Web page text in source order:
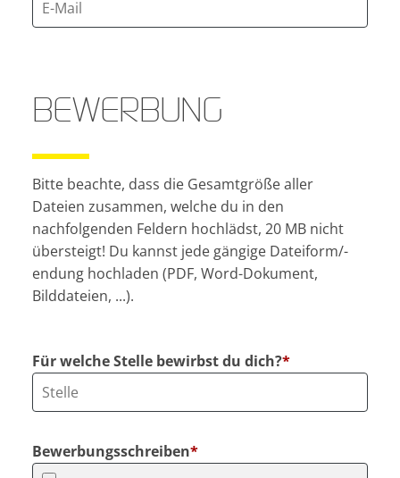
BEWERBUNG
Bitte beachte, dass die Gesamtgröße aller
Dateien zusammen, welche du in den
nachfolgenden Feldern hochlädst, 20 MB nicht
übersteigt! Du kannst jede gängige Dateiform/-
endung hochladen (PDF, Word-Dokument,
Bilddateien, ...).
Für welche Stelle bewirbst du dich?*
Bewerbungsschreiben*